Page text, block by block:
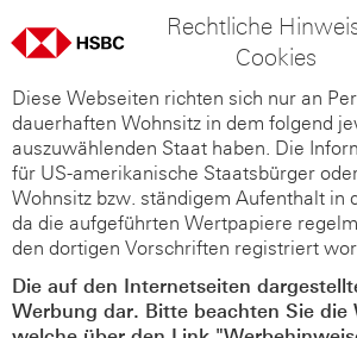
Rechtliche
Cookies
Diese Webseiten richten sich nur an
dauerhaften Wohnsitz in dem folgend
auszuwählenden Staat haben. Die
für US-amerikanische Staatsbürger
Wohnsitz bzw. ständigem Aufenthalt in
da die aufgeführten Wertpapiere
den dortigen Vorschriften registriert
Die auf den Internetseiten
Werbung dar. Bitte beachten Sie die